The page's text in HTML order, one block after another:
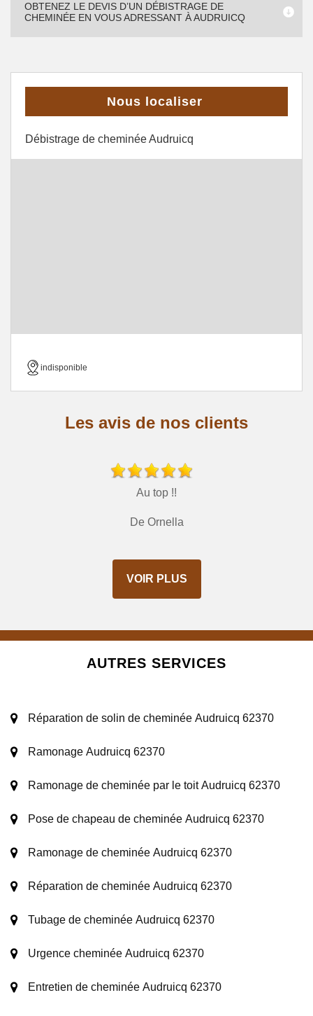
OBTENEZ LE DEVIS D’UN DÉBISTRAGE DE
CHEMINÉE EN VOUS ADRESSANT À AUDRUICQ
Nous localiser
Débistrage de cheminée Audruicq
indisponible
Les avis de nos clients
Au top !!
De Ornella
VOIR PLUS
AUTRES SERVICES
Réparation de solin de cheminée Audruicq 62370
Ramonage Audruicq 62370
Ramonage de cheminée par le toit Audruicq 62370
Pose de chapeau de cheminée Audruicq 62370
Ramonage de cheminée Audruicq 62370
Réparation de cheminée Audruicq 62370
Tubage de cheminée Audruicq 62370
Urgence cheminée Audruicq 62370
Entretien de cheminée Audruicq 62370